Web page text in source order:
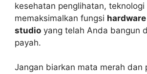
kesehatan penglihatan, teknologi
memaksimalkan fungsi
studio yang telah Anda bangun
payah.
Jangan biarkan mata merah dan